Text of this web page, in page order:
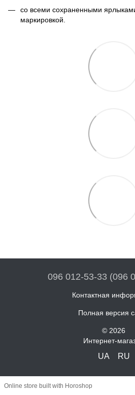
со всеми сохраненными
маркировкой.
096 012-53-33 (096
Контактная
Полная версия
© 2026
Интернет-
UA RU
Online store built with Horoshop